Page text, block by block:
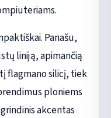
Panašu,
liniją, apimančią
flagmano silicį, tiek
ploniems
akcentas